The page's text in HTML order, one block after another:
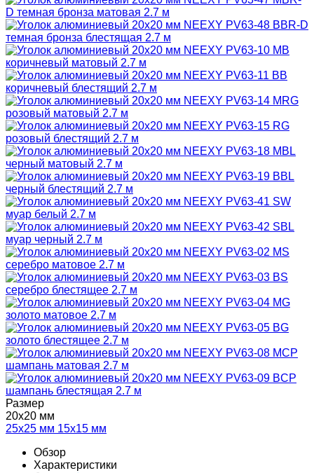
Размер
20х20 мм
25х25 мм 15х15 мм
Обзор
Характеристики